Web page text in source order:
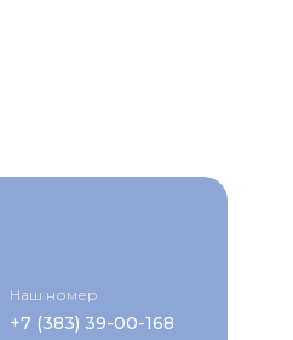
+7 (383) 39-00-168
Наш номер